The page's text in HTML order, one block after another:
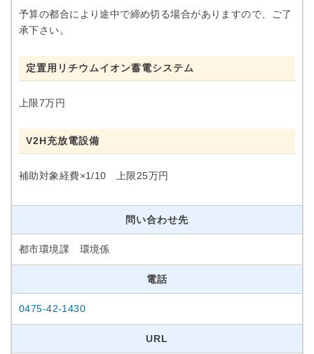
予算の都合により途中で締め切る場合がありますので、ご了
承下さい。
定置用リチウムイオン蓄電システム
上限7万円
V2H充放電設備
補助対象経費×1/10 上限25万円
問い合わせ先
都市環境課 環境係
電話
0475-42-1430
URL